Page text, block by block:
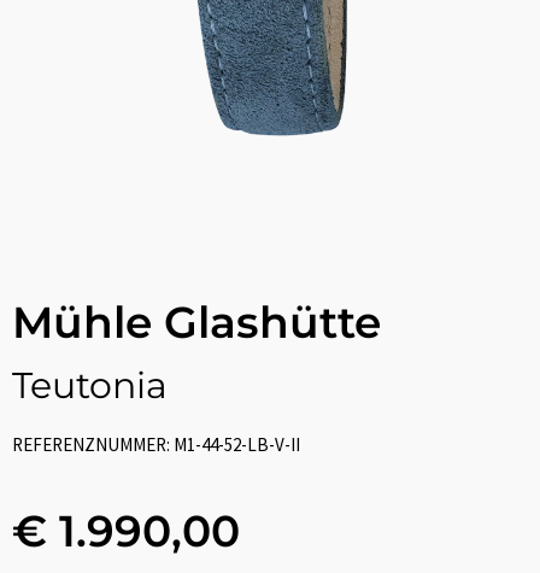
Mühle Glashütte
Teutonia
REFERENZNUMMER: M1-44-52-LB-V-II
€ 1.990,00